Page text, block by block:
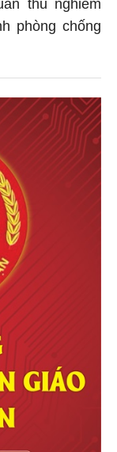
thủ nghiêm
phòng chống